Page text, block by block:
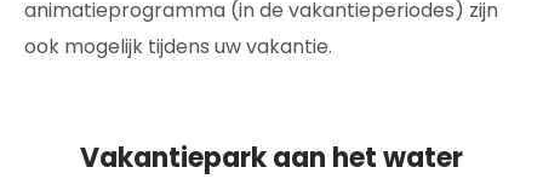
animatieprogramma (in de vakantieperiodes) zijn
ook mogelijk tijdens uw vakantie.
Vakantiepark aan het water